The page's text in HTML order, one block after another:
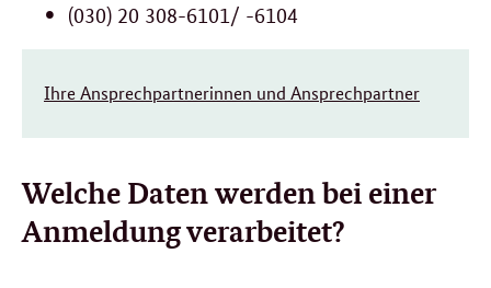
(030) 20 308-6101/ -6104
Ihre Ansprechpartnerinnen und Ansprechpartner
Welche Daten werden bei einer
Anmeldung verarbeitet?